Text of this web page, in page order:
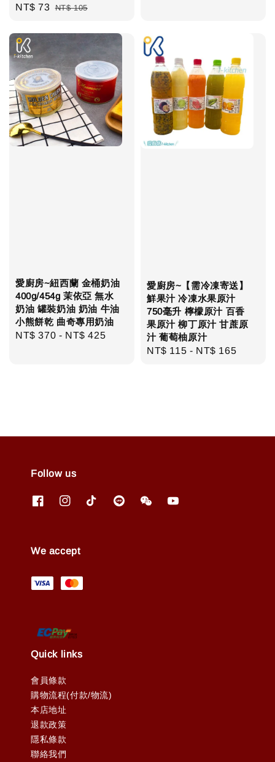
Sale
NT$ 73 Regular
NT$ 105
愛廚房~紐西蘭 金桶奶油
400g/454g 茉依亞 無水
奶油 罐裝奶油 奶油 牛油
小熊餅乾 曲奇專用奶油
Regular
NT$ 370 - NT$ 425
愛廚房~【需冷凍寄送】
鮮果汁 冷凍水果原汁
750毫升 檸檬原汁 百香
果原汁 柳丁原汁 甘蔗原
汁 葡萄柚原汁
Regular
NT$ 115 - NT$ 165
Follow us
We accept
Quick links
會員條款
購物流程(付款/物流)
本店地址
退款政策
隱私條款
聯絡我們